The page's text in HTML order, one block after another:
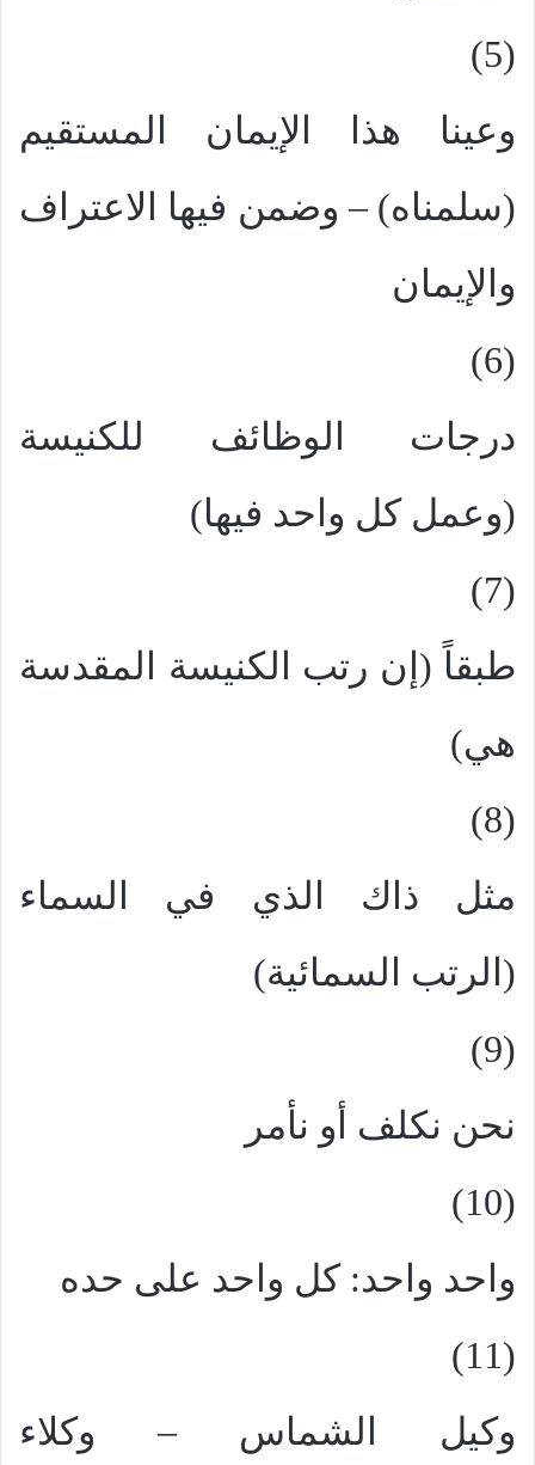
(5)
وعينا هذا الإيمان المستقيم
(سلمناه) – وضمن فيها الاعتراف
والإيمان
(6)
درجات الوظائف للكنيسة
(وعمل كل واحد فيها)
(7)
طبقاً (إن رتب الكنيسة المقدسة
هي)
(8)
مثل ذاك الذي في السماء
(الرتب السمائية)
(9)
نحن نكلف أو نأمر
(10)
واحد واحد: كل واحد على حده
(11)
وكيل الشماس – وكلاء